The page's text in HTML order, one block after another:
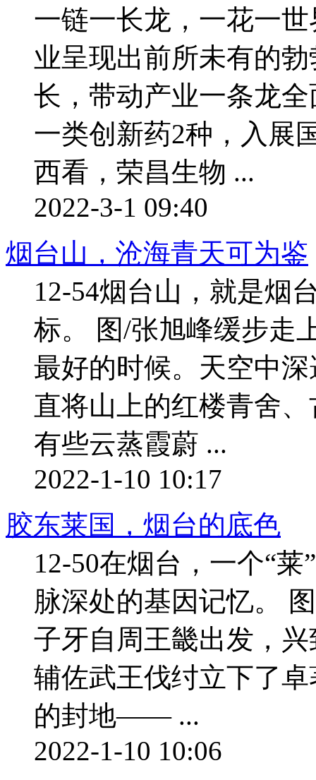
一链一长龙，一花一
业呈现出前所未有的
长，带动产业一条龙
一类创新药2种，入展
西看，荣昌生物 ...
2022-3-1 09:40
烟台山，沧海青天可为鉴
12-54烟台山，就是烟
标。 图/张旭峰缓步走
最好的时候。天空中
直将山上的红楼青舍
有些云蒸霞蔚 ...
2022-1-10 10:17
胶东莱国，烟台的底色
12-50在烟台，一个“
脉深处的基因记忆。
子牙自周王畿出发，
辅佐武王伐纣立下了
的封地—— ...
2022-1-10 10:06